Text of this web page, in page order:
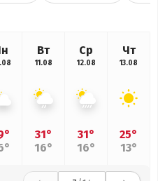
Вт
11.08
31°
16°
Ср
12.08
31°
16°
Чт
13.08
25°
13°